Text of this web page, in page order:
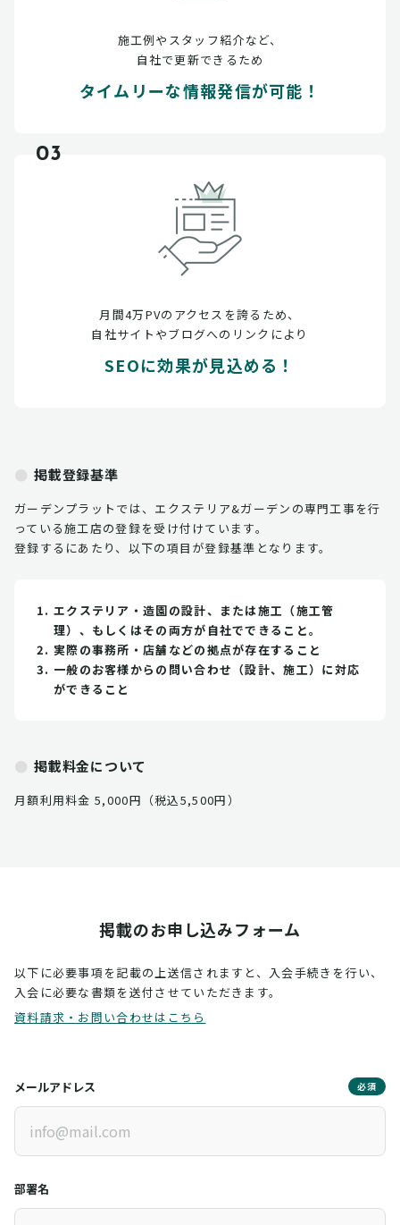
施工例やスタッフ紹介など、
自社で更新できるため
タイムリーな情報発信が可能！
03
月間4万PVのアクセスを誇るため、
自社サイトやブログへのリンクにより
SEOに効果が見込める！
掲載登録基準
ガーデンプラットでは、エクステリア&ガーデンの専門工事を行
っている施工店の登録を受け付けています。
登録するにあたり、以下の項目が登録基準となります。
エクステリア・造園の設計、または施工（施工管
理）、もしくはその両方が自社でできること。
実際の事務所・店舗などの拠点が存在すること
一般のお客様からの問い合わせ（設計、施工）に対応
ができること
掲載料金について
月額利用料金 5,000円（税込5,500円）
掲載のお申し込みフォーム
以下に必要事項を記載の上送信されますと、入会手続きを行い、
入会に必要な書類を送付させていただきます。
資料請求・お問い合わせはこちら
メールアドレス 必須
部署名